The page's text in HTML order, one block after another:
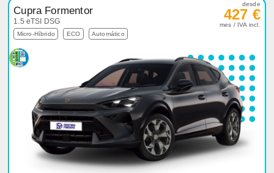
Cupra Formentor
1.5 eTSI DSG
Micro-Híbrido ECO Automático
desde
427 €
mes / IVA incl.